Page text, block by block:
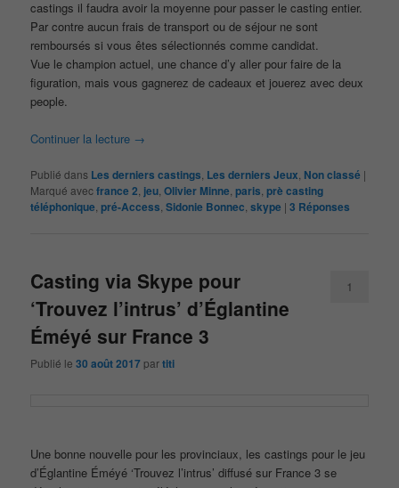
castings il faudra avoir la moyenne pour passer le casting entier.
Par contre aucun frais de transport ou de séjour ne sont
remboursés si vous êtes sélectionnés comme candidat.
Vue le champion actuel, une chance d’y aller pour faire de la
figuration, mais vous gagnerez de cadeaux et jouerez avec deux
people.
Continuer la lecture →
Publié dans Les derniers castings Les derniers Jeux Non classé |
Marqué avecfrance 2 jeu ,Olivier Minne ,paris ,prè casting
téléphonique ,pré-Access ,Sidonie Bonnec ,skype |3 Réponses
Casting via Skype pour
‘Trouvez l’intrus’ d’Églantine
Éméyé sur France 3
Publié le30 août 2017 partiti
1
Une bonne nouvelle pour les provinciaux, les castings pour le jeu
d’Églantine Éméyé ‘Trouvez l’intrus’ diffusé sur France 3 se